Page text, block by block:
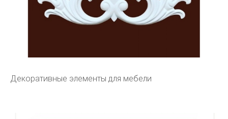
Декоративные элементы для мебели